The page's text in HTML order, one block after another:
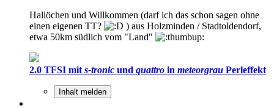
Hallöchen und Willkommen (darf ich das schon sagen ohne
einen eigenen TT?
) aus Holzminden / Stadtoldendorf,
etwa 50km südlich vom "Land"
2.0 TFSI mit s-tronic und quattro in meteorgrau Perleffekt
Inhalt melden